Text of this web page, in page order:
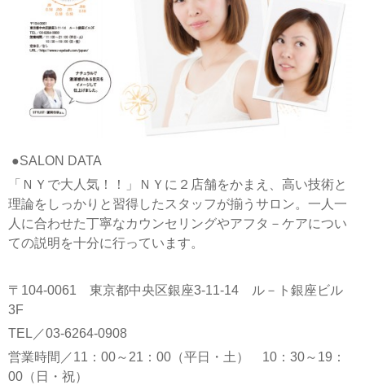
●SALON DATA
「ＮＹで大人気！！」ＮＹに２店舗をかまえ、高い技術と
理論をしっかりと習得したスタッフが揃うサロン。一人一
人に合わせた丁寧なカウンセリングやアフタ－ケアについ
ての説明を十分に行っています。
〒104-0061 東京都中央区銀座3-11-14 ル－ト銀座ビル
3F
TEL／03-6264-0908
営業時間／11：00～21：00（平日・土） 10：30～19：
00（日・祝）